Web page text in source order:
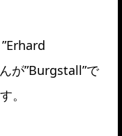
が”Burgstall”で
。